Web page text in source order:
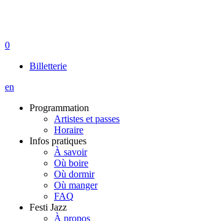
0
Billetterie
en
Programmation
Artistes et passes
Horaire
Infos pratiques
À savoir
Où boire
Où dormir
Où manger
FAQ
Festi Jazz
À propos